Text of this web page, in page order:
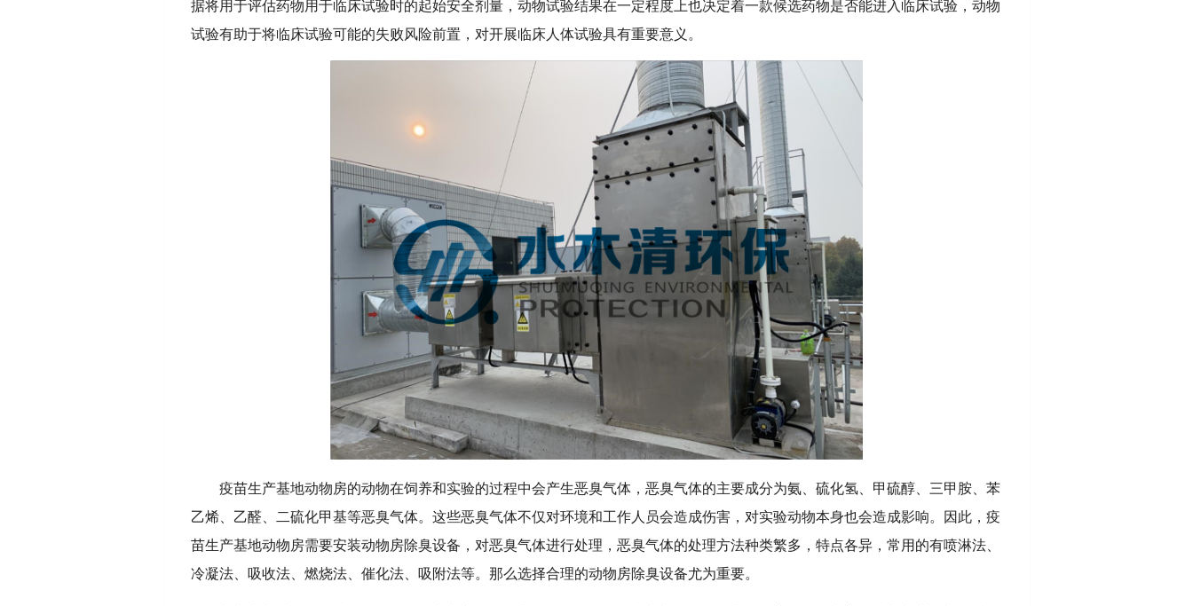
据将用于评估药物用于临床试验时的起始安全剂量，动物试验结果在一定程度上也决定着一款候选药物是否能进入临床试验，动物
试验有助于将临床试验可能的失败风险前置，对开展临床人体试验具有重要意义。
疫苗生产基地动物房的动物在饲养和实验的过程中会产生恶臭气体，恶臭气体的主要成分为氨、硫化氢、甲硫醇、三甲胺、苯
乙烯、乙醛、二硫化甲基等恶臭气体。这些恶臭气体不仅对环境和工作人员会造成伤害，对实验动物本身也会造成影响。因此，疫
苗生产基地动物房需要安装动物房除臭设备，对恶臭气体进行处理，恶臭气体的处理方法种类繁多，特点各异，常用的有喷淋法、
冷凝法、吸收法、燃烧法、催化法、吸附法等。那么选择合理的动物房除臭设备尤为重要。